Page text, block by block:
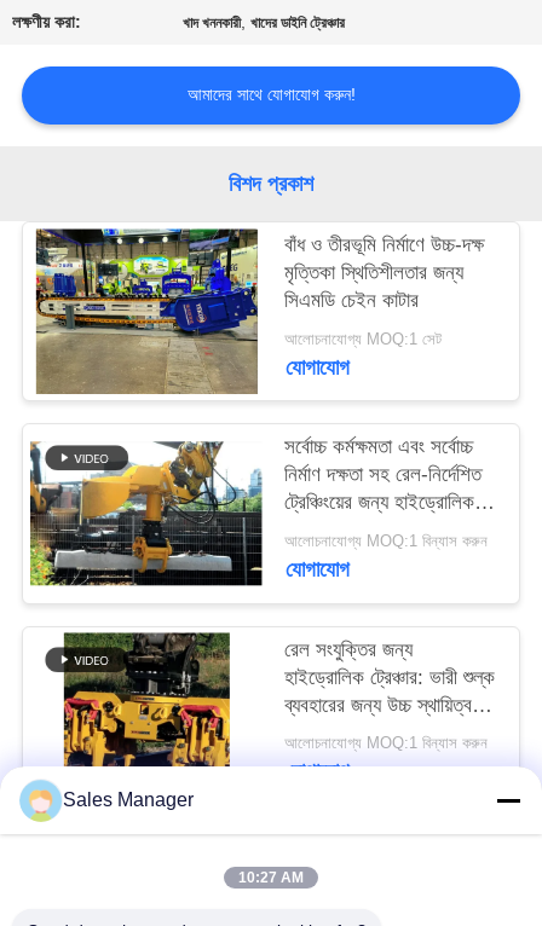
যোগাযোগ
করুন
মামলা
উদ্ধৃতির
জন্য
আবেদন
SITEMAP
PRIVACY
POLICY
লক্ষণীয় করা: খাদ খননকারী,খাদের ডাইনি ট্রেঞ্চার
আমাদের সাথে যোগাযোগ করুন!
বিশদ প্রকাশ
বাঁধ ও তীরভূমি নির্মাণে উচ্চ-দক্ষ
মৃত্তিকা স্থিতিশীলতার জন্য
সিএমডি চেইন কাটার
আলোচনাযোগ্য MOQ:1 সেট
যোগাযোগ
সর্বোচ্চ কর্মক্ষমতা এবং সর্বোচ্চ
নির্মাণ দক্ষতা সহ রেল-নির্দেশিত
ট্রেঞ্চিংয়ের জন্য হাইড্রোলিক
আলোচনাযোগ্য MOQ:1 বিন্যাস করুন
যোগাযোগ
রেল সংযুক্তির জন্য
হাইড্রোলিক ট্রেঞ্চার: ভারী শুল্ক
ব্যবহারের জন্য উচ্চ স্থায়িত্ব
এবং দীর্ঘ পরিষেবা জীবন
আলোচনাযোগ্য MOQ:1 বিন্যাস করুন
যোগাযোগ
Sales Manager
10:27 AM